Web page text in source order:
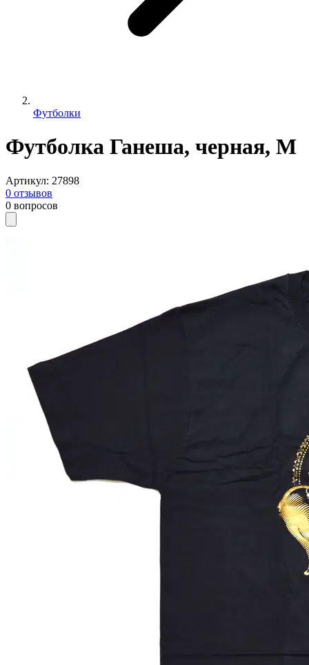
Футболки
Футболка Ганеша, черная, M
Артикул: 27898
0 отзывов
0 вопросов